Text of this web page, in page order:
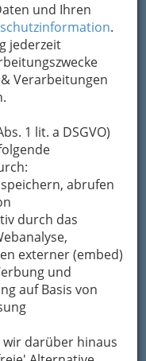
und Ihren
.
jederzeit
Verarbeitungen
1 lit. a DSGVO)
abrufen
durch das
externer (embed)
und
auf Basis von
wir darüber hinaus
Mails zu
Stelle zur
ein sicheres
nach dem
Mail an das